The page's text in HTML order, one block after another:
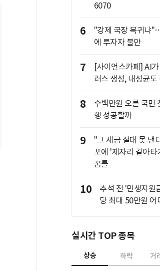
6070
6
"강제 국장 복귀냐
에 투자자 불만
7
[사이언스카페] AI가
러스 생성, 내성균도
8
수백만원 오른 국민
행 성공할까
9
"그 세금 절대 못
포에 '제자리 갈아타
꿈틀
10
추석 전 '민생지
당 최대 50만원 어
실시간 TOP 종목
상승 하락 거